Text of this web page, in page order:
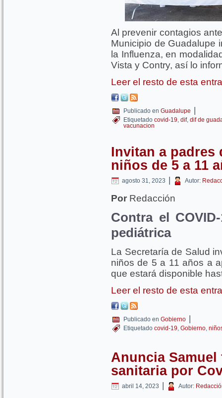
Al prevenir contagios
Municipio de Guadalupe
la Influenza, en
Vista y Contry, así lo
Leer el resto de esta
Publicado en Guadalupe |
Etiquetado covid-19, dif, dif de
vacunacion
Invitan a padres
niños de 5 a 11
agosto 31, 2023 | Autor:
Por Redacción
Contra el
pediátrica
La Secretaría de Salud
niños de 5 a 11 años a
que estará disponible
Leer el resto de esta
Publicado en Gobierno |
Etiquetado covid-19, Gobierno,
Anuncia
sanitaria por
abril 14, 2023 | Autor: